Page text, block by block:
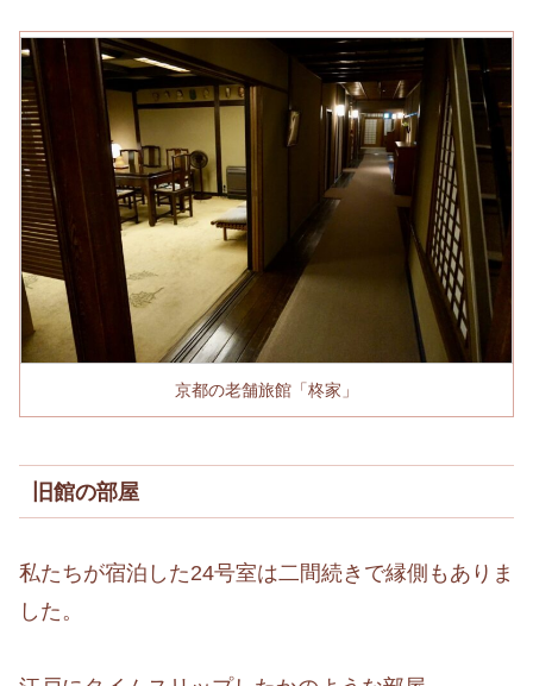
京都の老舗旅館「柊家」
旧館の部屋
私たちが宿泊した24号室は二間続きで縁側もありま
した。